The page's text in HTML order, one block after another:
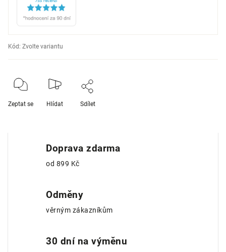
Kód: Zvolte variantu
Zeptat se Hlídat Sdílet
Doprava zdarma
od 899 Kč
Odměny
věrným zákazníkům
30 dní na výměnu